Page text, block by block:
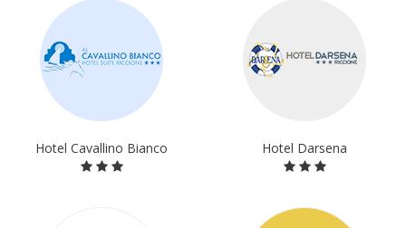
Hotel Cavallino Bianco Hotel Darsena